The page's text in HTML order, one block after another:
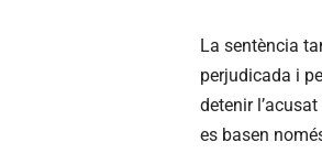
La sentència
perjudicada i
detenir
es basen